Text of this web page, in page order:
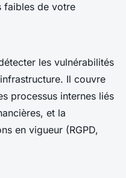
faibles de votre
les vulnérabilités
Il couvre
processus internes liés
et la
en vigueur (RGPD,